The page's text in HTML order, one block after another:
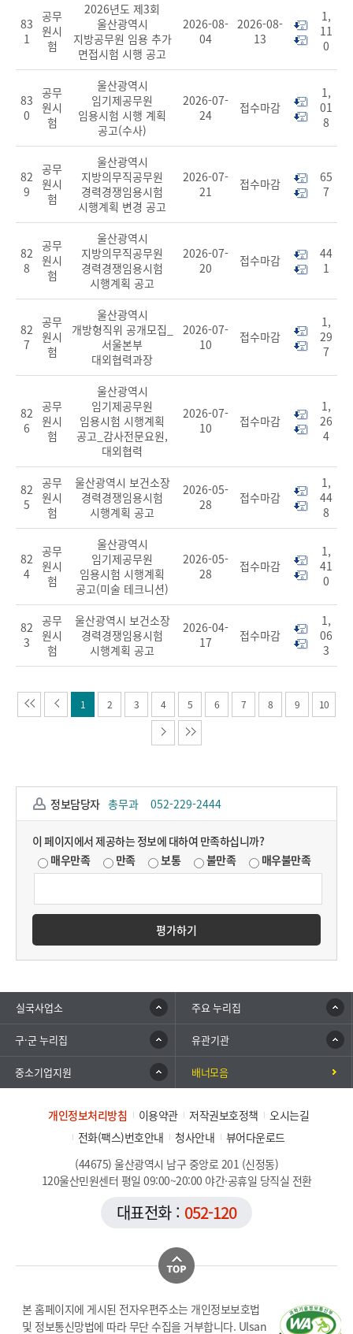
83
1
공무
원시
험
2026년도 제3회
울산광역시
지방공무원 임용 추가
면접시험 시행 공고
2026-08-
04
2026-08-
13
1,
11
0
83
0
공무
원시
험
울산광역시
임기제공무원
임용시험 시행 계획
공고(수사)
2026-07-
24
접수마감
1,
01
8
82
9
공무
원시
험
울산광역시
지방의무직공무원
경력경쟁임용시험
시행계획 변경 공고
2026-07-
21
접수마감
65
7
82
8
공무
원시
험
울산광역시
지방의무직공무원
경력경쟁임용시험
시행계획 공고
2026-07-
20
접수마감
44
1
82
7
공무
원시
험
울산광역시
개방형직위 공개모집_
서울본부
대외협력과장
2026-07-
10
접수마감
1,
29
7
82
6
공무
원시
험
울산광역시
임기제공무원
임용시험 시행계획
공고_감사전문요원,
대외협력
2026-07-
10
접수마감
1,
26
4
82
5
공무
원시
험
울산광역시 보건소장
경력경쟁임용시험
시행계획 공고
2026-05-
28
접수마감
1,
44
8
82
4
공무
원시
험
울산광역시
임기제공무원
임용시험 시행계획
공고(미술 테크니션)
2026-05-
28
접수마감
1,
41
0
82
3
공무
원시
험
울산광역시 보건소장
경력경쟁임용시험
시행계획 공고
2026-04-
17
접수마감
1,
06
3
1 2 3 4 5 6 7 8 9 10
정보담당자 총무과 052-229-2444
이 페이지에서 제공하는 정보에 대하여 만족하십니까?
매우만족
만족 보통 불만족 매우불만족
평가하기
실국사업소 주요 누리집
구·군 누리집 유관기관
중소기업지원 배너모음
개인정보처리방침 이용약관 저작권보호정책
오시는길
전화(팩스)번호안내
청사안내
뷰어다운로드
(44675) 울산광역시 남구 중앙로 201 (신정동)
120울산민원센터 평일 09:00~20:00 야간·공휴일 당직실 전환
대표전화 : 052-120
본 홈페이지에 게시된 전자우편주소는 개인정보보호법
및 정보통신망법에 따라 무단 수집을 거부합니다. Ulsan